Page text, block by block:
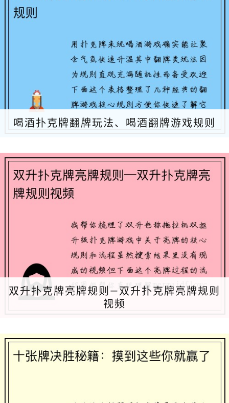
喝酒扑克牌翻牌玩法、喝酒翻牌游戏规则
双升扑克牌亮牌规则—双升扑克牌亮牌规则
视频